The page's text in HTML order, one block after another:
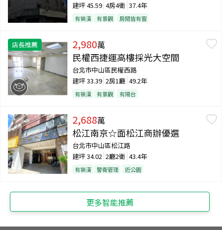
建坪45.59 4房4衛 37.4年
有裝潢 有景觀 房間皆有窗
店長推薦 2,980萬
民權西捷運高樓採光大空間
台北市中山區民權西路
建坪33.39 2房1廳 49.2年
有裝潢 有景觀 有陽台
2,688萬
松江南京☆面松江商辦優選
台北市中山區松江路
建坪34.02 2廳2衛 43.4年
有裝潢 警衛管理 近公園
更多智能推薦